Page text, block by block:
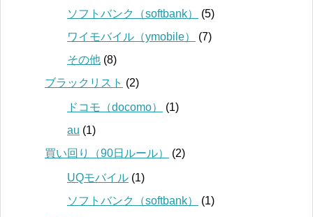
ソフトバンク（softbank）
(5)
ワイモバイル（ymobile）
(7)
その他 (8)
ブラックリスト (2)
ドコモ（docomo）
(1)
au (1)
買い回り（90日ルール）
(2)
UQモバイル (1)
ソフトバンク（softbank）
(1)